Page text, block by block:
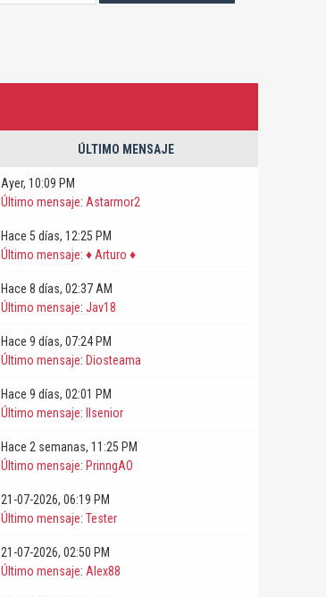
ÚLTIMO MENSAJE
Ayer, 10:09 PM
Último mensaje: Astarmor2
Hace 5 días, 12:25 PM
Último mensaje: ♦ Arturo ♦
Hace 8 días, 02:37 AM
Último mensaje: Jav18
Hace 9 días, 07:24 PM
Último mensaje: Diosteama
Hace 9 días, 02:01 PM
Último mensaje: Ilsenior
Hace 2 semanas, 11:25 PM
Último mensaje: PrinngAO
21-07-2026, 06:19 PM
Último mensaje: Tester
21-07-2026, 02:50 PM
Último mensaje: Alex88